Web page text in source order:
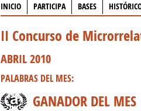
INICIO PARTICIPA BASES
II Concurso de
ABRIL 2010
PALABRAS DEL MES:
GANADOR DEL MES